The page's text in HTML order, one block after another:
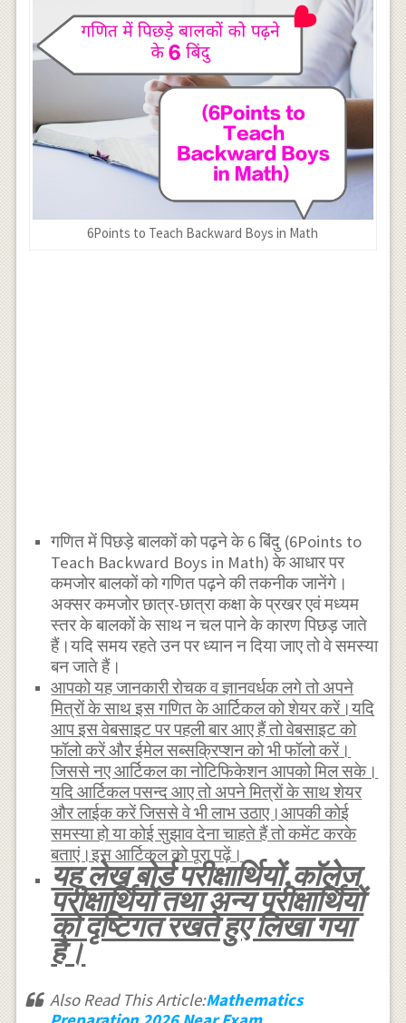
6Points to Teach Backward Boys in Math
गणित में पिछड़े बालकों को पढ़ने के 6 बिंदु (6Points to
Teach Backward Boys in Math) के आधार पर
कमजोर बालकों को गणित पढ़ने की तकनीक जानेंगे।
अक्सर कमजोर छात्र-छात्रा कक्षा के प्रखर एवं मध्यम
स्तर के बालकों के साथ न चल पाने के कारण पिछड़ जाते
हैं।यदि समय रहते उन पर ध्यान न दिया जाए तो वे समस्या
बन जाते हैं।
आपको यह जानकारी रोचक व ज्ञानवर्धक लगे तो अपने
मित्रों के साथ इस गणित के आर्टिकल को शेयर करें।यदि
आप इस वेबसाइट पर पहली बार आए हैं तो वेबसाइट को
फॉलो करें और ईमेल सब्सक्रिप्शन को भी फॉलो करें।
जिससे नए आर्टिकल का नोटिफिकेशन आपको मिल सके।
यदि आर्टिकल पसन्द आए तो अपने मित्रों के साथ शेयर
और लाईक करें जिससे वे भी लाभ उठाए।आपकी कोई
समस्या हो या कोई सुझाव देना चाहते हैं तो कमेंट करके
बताएं।इस आर्टिकल को पूरा पढ़ें।
यह लेख बोर्ड परीक्षार्थियों,काॅलेज
परीक्षार्थियों तथा अन्य परीक्षार्थियों
को दृष्टिगत रखते हुए लिखा गया
है।
Also Read This Article:Mathematics